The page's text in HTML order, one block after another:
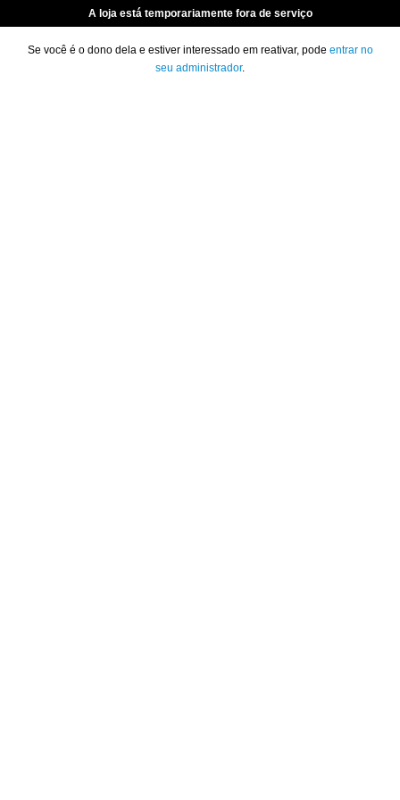
A loja está temporariamente fora de serviço
Se você é o dono dela e estiver interessado em reativar, pode entrar no
seu administrador.